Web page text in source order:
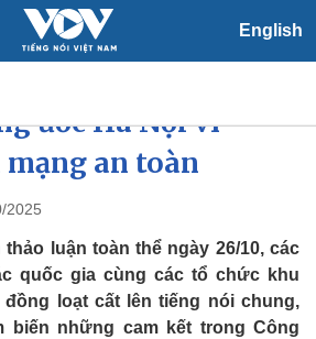
English
Tin 24h
Dự báo thời tiết
Giáo dục
Dấu ấn VOV
Việc làm
tế đồng lòng
ước Hà Nội vì
an toàn
2025
thảo luận toàn thể ngày 26/10, các
quốc gia cùng các tổ chức khu
loạt cất lên tiếng nói chung,
biến những cam kết trong Công